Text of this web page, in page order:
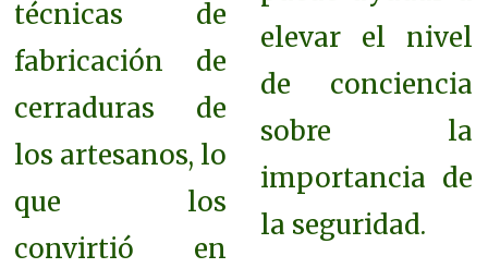
técnicas de
fabricación de
cerraduras de
los artesanos, lo
que los
convirtió en
elevar el nivel
de conciencia
sobre la
importancia de
la seguridad.